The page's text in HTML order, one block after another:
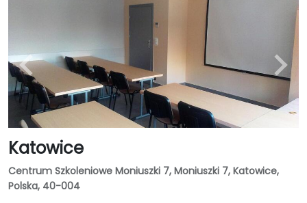
Katowice
Centrum Szkoleniowe Moniuszki 7, Moniuszki 7, Katowice,
Polska, 40-004